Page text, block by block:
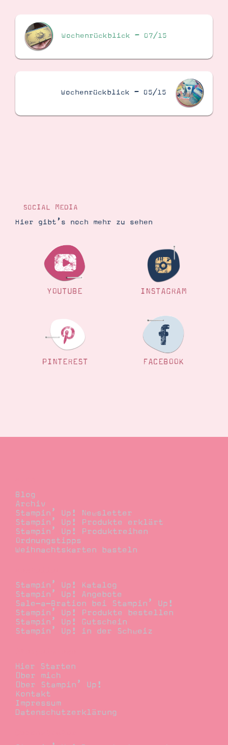
Wochenrückblick – 07/15
Wochenrückblick – 05/15
SOCIAL MEDIA
Hier gibt’s noch mehr zu sehen
YOUTUBE INSTAGRAM
PINTEREST FACEBOOK
Blog
Archiv
Stampin’ Up! Newsletter
Stampin’ Up! Produkte erklärt
Stampin’ Up! Produktreihen
Ordnungstipps
Weihnachtskarten basteln
Stampin’ Up! Katalog
Stampin’ Up! Angebote
Sale-a-Bration bei Stampin’ Up!
Stampin’ Up! Produkte bestellen
Stampin’ Up! Gutschein
Stampin’ Up! in der Schweiz
Hier Starten
Über mich
Über Stampin’ Up!
Kontakt
Impressum
Datenschutzerklärung